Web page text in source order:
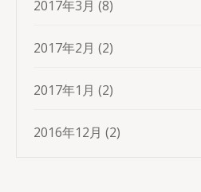
2017年3月 (8)
2017年2月 (2)
2017年1月 (2)
2016年12月 (2)